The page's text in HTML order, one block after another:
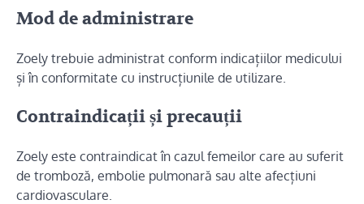
Mod de administrare
Zoely trebuie administrat conform indicațiilor medicului
și în conformitate cu instrucțiunile de utilizare.
Contraindicații și precauții
Zoely este contraindicat în cazul femeilor care au suferit
de tromboză, embolie pulmonară sau alte afecțiuni
cardiovasculare.